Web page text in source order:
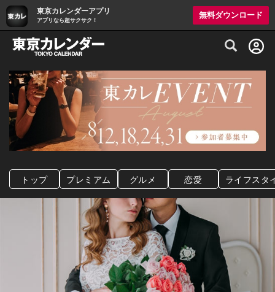
東京カレンダーアプリ
アプリなら超サクサク！
無料ダウンロード
グルメ情報・プレミアムレストラン予約
トップ プレミアム グルメ 恋愛 ライフスタ